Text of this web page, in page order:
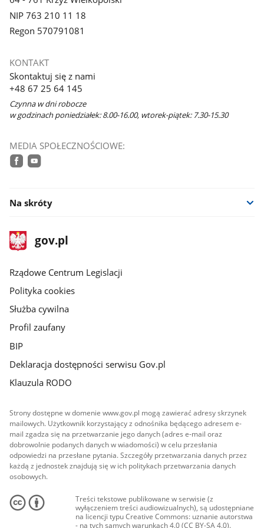
NIP 763 210 11 18
Regon 570791081
KONTAKT
Skontaktuj się z nami
+48 67 25 64 145
Czynna w dni robocze
w godzinach poniedziałek: 8.00-16.00, wtorek-piątek: 7.30-15.30
MEDIA SPOŁECZNOŚCIOWE:
Na skróty
stopka
gov.plStrona
gov.pl
Rządowe Centrum Legislacji
Polityka cookies
Służba cywilna
Profil zaufany
BIP
Deklaracja dostępności serwisu Gov.pl
Klauzula RODO
Strony dostępne w domenie www.gov.pl mogą zawierać adresy skrzynek
mailowych. Użytkownik korzystający z odnośnika będącego adresem e-
mail zgadza się na przetwarzanie jego danych (adres e-mail oraz
dobrowolnie podanych danych w wiadomości) w celu przesłania
odpowiedzi na przesłane pytania. Szczegóły przetwarzania danych przez
każdą z jednostek znajdują się w ich politykach przetwarzania danych
osobowych.
Treści tekstowe publikowane w serwisie (z
wyłączeniem treści audiowizualnych), są udostępniane
na licencji typu Creative Commons: uznanie autorstwa
- na tych samych warunkach 4.0 (CC BY-SA 4.0).